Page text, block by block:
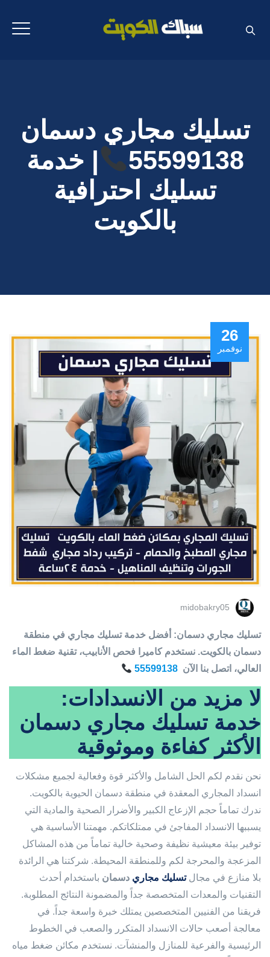
تسليك مجاري دسمان
55599138
| خدمة
تسليك احترافية
بالكويت
26
نوفمبر
midobakry05
تسليك مجاري دسمان: أفضل خدمة تسليك مجاري في منطقة
دسمان بالكويت. نستخدم كاميرا فحص الأنابيب، تقنية ضغط الماء
العالي، اتصل بنا الآن 55599138
لا مزيد من الانسدادات:
خدمة تسليك مجاري دسمان
الأكثر كفاءة وموثوقية
نحن نقدم لكم الحل الشامل والأكثر قوة وفعالية لجميع مشكلات
انسداد المجاري المعقدة في منطقة دسمان الحيوية بالكويت.
ندرك تماماً حجم الإزعاج الكبير والأضرار الصحية والمادية التي
يسببها الانسداد المفاجئ في ممتلكاتكم. مهمتنا الأساسية هي
توفير بيئة معيشية نظيفة وصحية خالية تماماً من هذه المشاكل
المزعجة والمحرجة لكم وللمنطقة المحيطة. شركتنا هي الرائدة
بلا منازع في مجالتسليك مجاري دسمان باستخدام أحدث
التقنيات والمعدات المتخصصة جداً والمضمونة النتائج المطلوبة.
فريقنا من الفنيين المتخصصين يمتلك خبرة واسعة جداً. في
معالجة أصعب حالات الانسداد المتكرر والصعب في الخطوط
الرئيسية والفرعية للمنازل والمنشآت. نستخدم مكائن ضغط مياه